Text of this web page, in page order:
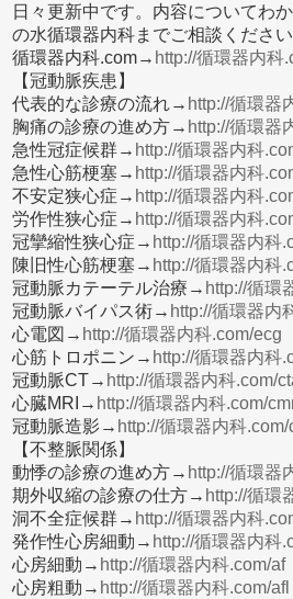
日々更新中です。内容についてわ
の水循環器内科までご相談ください
循環器内科.com→ http://循環器内科
【冠動脈疾患】
代表的な診療の流れ→ http://循環器
胸痛の診療の進め方→ http://循環器
急性冠症候群→ http://循環器内科
急性心筋梗塞→ http://循環器内科
不安定狭心症→ http://循環器内科
労作性狭心症→ http://循環器内科
冠攣縮性狭心症→ http://循環器内科
陳旧性心筋梗塞→ http://循環器内科
冠動脈カテーテル治療→ http://循環
冠動脈バイパス術→ http://循環器内
心電図→ http://循環器内科.com/ecg
心筋トロポニン→ http://循環器内科
冠動脈CT→ http://循環器内科.com/
心臓MRI→ http://循環器内科.com/
冠動脈造影→ http://循環器内科.com/
【不整脈関係】
動悸の診療の進め方→ http://循環器
期外収縮の診療の仕方→ http://循環
洞不全症候群→ http://循環器内科
発作性心房細動→ http://循環器内科
心房細動→ http://循環器内科.com/af
心房粗動→ http://循環器内科.com/afl